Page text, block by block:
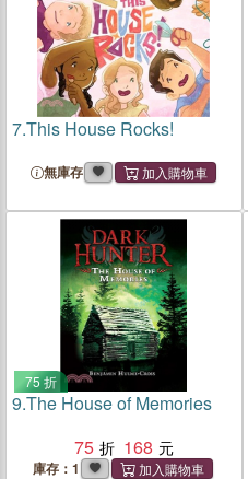
7.This House Rocks!
無庫存
75 折
9.The House of Memories
75
168
庫存：1